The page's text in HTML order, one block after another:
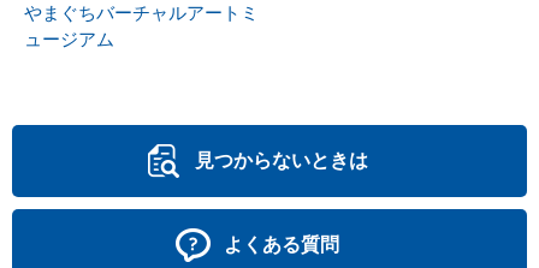
やまぐちバーチャルアートミ
ュージアム
見つからないときは
よくある質問